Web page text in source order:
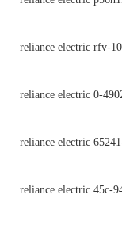
reliance electric rfv-
reliance electric 0-
reliance electric
reliance electric 45c-